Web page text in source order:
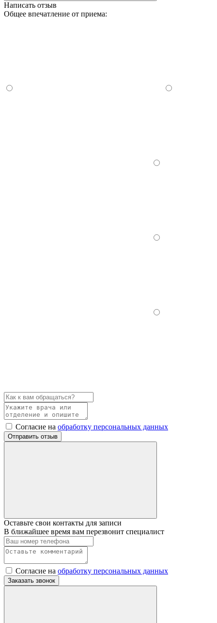
Написать отзыв
Общее впечатление от приема:
Согласие на обработку персональных данных
Отправить отзыв
Оставьте свои контакты для записи
В ближайшее время вам перезвонит специалист
Согласие на обработку персональных данных
Заказать звонок